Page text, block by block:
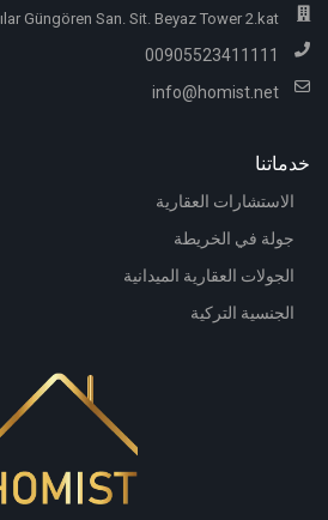
Güngören San. Sit. Beyaz Tower 2.kat
00905523411111
info@homist.net
خدماتنا
الاستشارات العقارية
جولة في الخريطة
الجولات العقارية الميدانية
الجنسية التركية